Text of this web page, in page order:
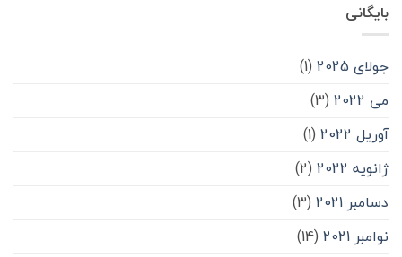
بایگانی
جولای 2025
(1)
می 2022
(3)
آوریل 2022
(1)
ژانویه 2022
(2)
دسامبر 2021
(3)
نوامبر 2021
(14)